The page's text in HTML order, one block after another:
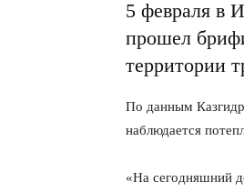
5 февраля в
прошел
территории
По данным
наблюдается
«На сегодняшний